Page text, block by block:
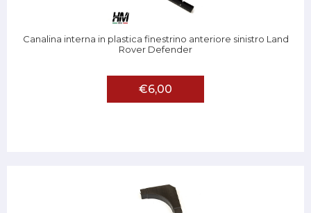
Canalina interna in plastica finestrino anteriore sinistro Land
Rover Defender
€6,00